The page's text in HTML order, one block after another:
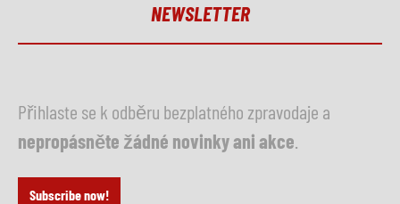
NEWSLETTER
Přihlaste se k odběru bezplatného zpravodaje a
nepropásněte žádné novinky ani akce
Subscribe now!